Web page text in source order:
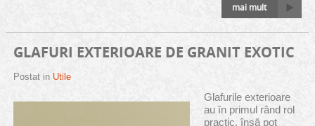
mai mult
GLAFURI EXTERIOARE DE GRANIT EXOTIC
Postat in Utile
Glafurile exterioare
au în primul rând rol
practic, însă pot